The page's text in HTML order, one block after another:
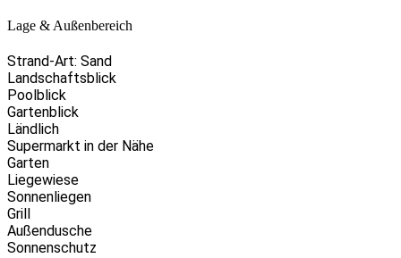
Lage & Außenbereich
Strand-Art: Sand
Landschaftsblick
Poolblick
Gartenblick
Ländlich
Supermarkt in der Nähe
Garten
Liegewiese
Sonnenliegen
Grill
Außendusche
Sonnenschutz